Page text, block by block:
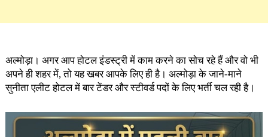
अल्मोड़ा। अगर आप होटल इंडस्ट्री में काम करने का सोच रहे हैं और वो भी
अपने ही शहर में, तो यह खबर आपके लिए ही है। अल्मोड़ा के जाने-माने
सुनीता एलीट होटल में बार टेंडर और स्टीवर्ड पदों के लिए भर्ती चल रही है।